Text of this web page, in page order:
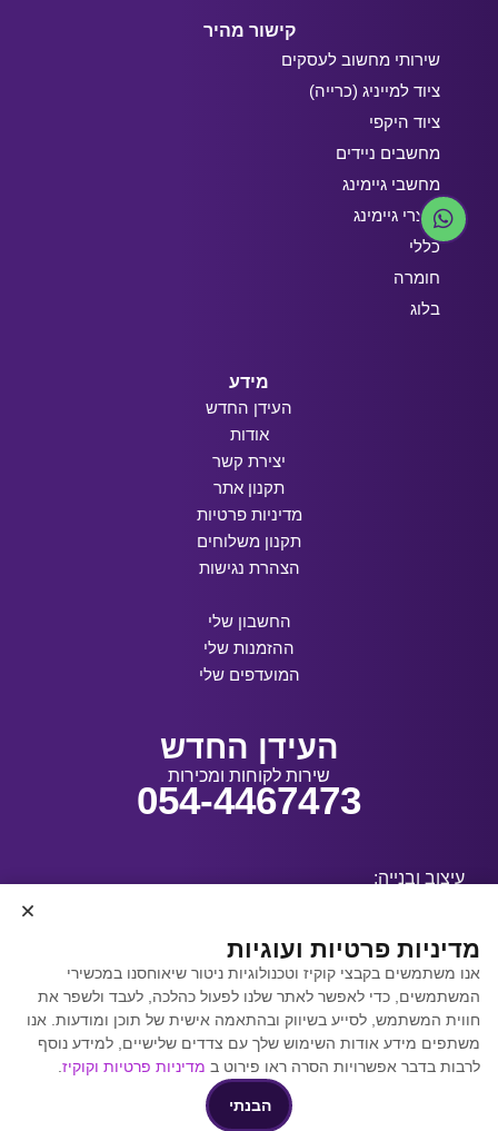
קישור מהיר
שירותי מחשוב לעסקים
ציוד למייניג (כרייה)
ציוד היקפי
מחשבים ניידים
מחשבי גיימינג
מוצרי גיימינג
כללי
חומרה
בלוג
מידע
העידן החדש
אודות
יצירת קשר
תקנון אתר
מדיניות פרטיות
תקנון משלוחים
הצהרת נגישות
החשבון שלי
ההזמנות שלי
המועדפים שלי
העידן החדש
שירות לקוחות ומכירות
054-4467473
עיצוב ובנייה:
קידום אתרים באמצעות
Y.Y. Digital
מדיניות פרטיות ועוגיות
אנו משתמשים בקבצי קוקיז וטכנולוגיות ניטור שיאוחסנו במכשירי
המשתמשים, כדי לאפשר לאתר שלנו לפעול כהלכה, לעבד ולשפר את
חווית המשתמש, לסייע בשיווק ובהתאמה אישית של תוכן ומודעות. אנו
משתפים מידע אודות השימוש שלך עם צדדים שלישיים, למידע נוסף
לרבות בדבר אפשרויות הסרה ראו פירוט ב מדיניות פרטיות וקוקיז
הבנתי